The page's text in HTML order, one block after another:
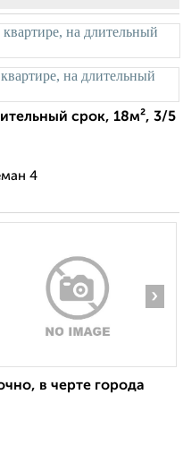
срок, 18м², 3/5
4
›
в черте города